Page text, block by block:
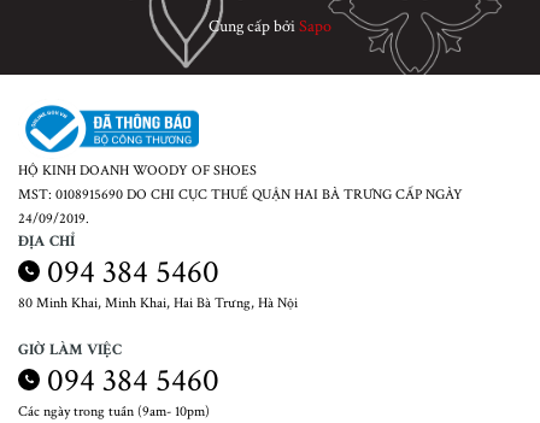
Cung cấp bởiSapo
HỘ KINH DOANH WOODY OF SHOES
MST: 0108915690 DO CHI CỤC THUẾ QUẬN HAI BÀ TRƯNG CẤP NGÀY
24/09/2019.
ĐỊA CHỈ
094 384 5460
80 Minh Khai, Minh Khai, Hai Bà Trưng, Hà Nội
GIỜ LÀM VIỆC
094 384 5460
Các ngày trong tuần (9am- 10pm)